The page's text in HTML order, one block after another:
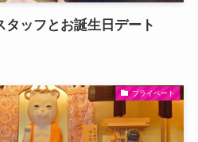
ッフとお誕生日デート
プライベート